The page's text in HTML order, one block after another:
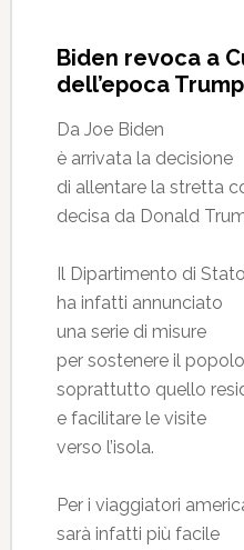
Biden revoca a
dell’epoca Trump
Da Joe Biden
è arrivata la decisione
di allentare la stretta
decisa da Donald
Il Dipartimento di Stato
ha infatti annunciato
una serie di misure
per sostenere il
soprattutto quello
e facilitare le visite
verso l’isola.
Per i viaggiatori
sarà infatti più facile